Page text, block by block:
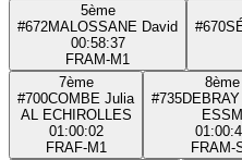
5ème
#672MALOSSANE David
00:58:37
FRAM-M1
#670
7ème
#700COMBE Julia
AL ECHIROLLES
01:00:02
FRAF-M1
8ème
#735
ESSM
FRAM-